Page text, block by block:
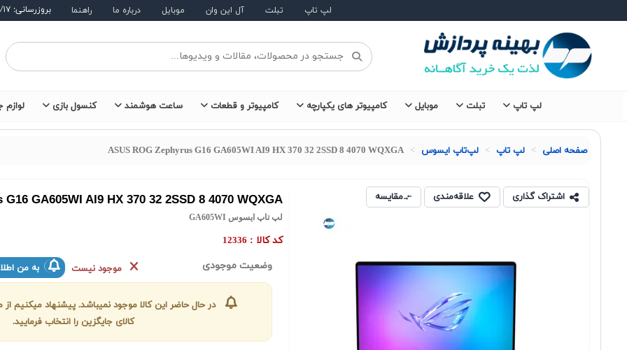
لپ تاپ تبلت آل این وان موبایل درباره ما راهنما بروزرسانی: ۱۴۰۵/۵/۱۷
لپ تاپ تبلت موبایل کامپیوتر های یکپارچه کامپیوتر و قطعات ساعت هوشمند کنسول بازی لوازم
صفحه اصلی لپ تاپ لپ‌تاپ ایسوس ASUS ROG Zephyrus G16 GA605WI AI9 HX 370 32 2SSD 8 4070 WQXGA
اشتراک گذاری علاقه‌مندی مقایسه GA605WI AI9 HX 370 32 2SSD 8 4070 WQXGA
لپ تاپ ایسوس GA605WI
کد کالا : 12336
وضعیت موجودی موجود نیست به من
در حال حاضر این کالا موجود نمیباشد. پیشنهاد میکنیم
کالای جایگزین را انتخاب فرمایید.